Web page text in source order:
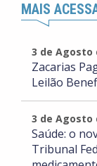
MAIS
3 de Agosto
Zacarias
Leilão
3 de Agosto
Saúde: o
Tribunal